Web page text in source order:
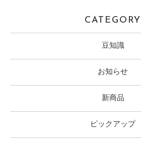
CATEGORY
豆知識
お知らせ
新商品
ピックアップ